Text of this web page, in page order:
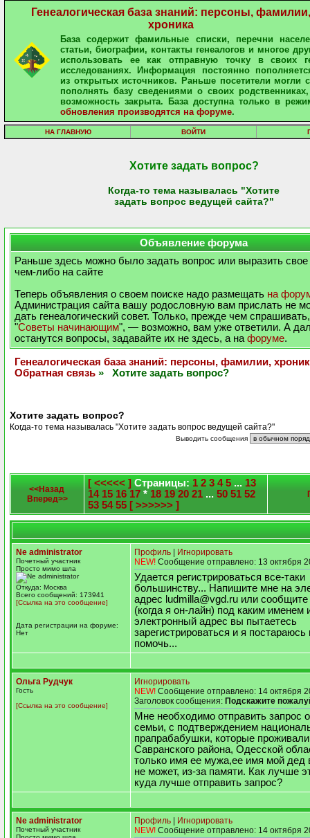
Генеалогическая база знаний: персоны, фамилии,
хроника
База содержит фамильные списки, перечни
статьи, биографии, контакты генеалогов и многое
использовать ее как отправную точку в своих
исследованиях. Информация постоянно
из открытых источников. Раньше посетители могли
пополнять базу сведениями о своих
возможность закрыта. База доступна только в
обновления производятся на форуме.
НА ГЛАВНУЮ ВОЙТИ
Хотите задать вопрос?
Когда-то тема называлась "Хотите
задать вопрос ведущей сайта?"
Объявление форума
Раньше здесь можно было задать вопрос или выразить
чем-либо на сайте
Теперь объявления о своем поиске надо размещать на
Администрация сайта вашу родословную вам прислать не
дать генеалогический совет. Только, прежде чем
"Советы начинающим", — возможно, вам уже ответили. А
останутся вопросы, задавайте их не здесь, а на форуме.
Генеалогическая база знаний: персоны, фамилии,
Обратная связь » Хотите задать вопрос?
Хотите задать вопрос?
Когда-то тема называлась "Хотите задать вопрос ведущей сайта?"
Выводить сообщения
<<Назад
Вперед>>
[ <<<<< ] Страницы: 1 2 3 4 5 ... 13
14 15 16 17 * 18 19 20 21 ... 50 51 52
53 54 55 [ >>>>>> ]
Ne administrator
Почетный участник
Просто мимо шла
Откуда: Москва
Всего сообщений: 173941
[Ссылка на это сообщение]
Дата регистрации на форуме:
Нет
Профиль
Игнорировать
NEW! Сообщение отправлено: 13 октября
Удается регистрироваться все-таки
большинству... Напишите мне на
адрес ludmilla@vgd.ru или
(когда я он-лайн) под каким именем
электронный адрес вы пытаетесь
зарегистрироваться и я постараюсь
помочь...
Ольга Рудчук
Гость
[Ссылка на это сообщение]
Игнорировать
NEW! Сообщение отправлено: 14 октября
Заголовок сообщения: Подскажите
Мне необходимо отправить запрос
семьи, с подтверждением
прапрабабушки, которые
Савранского района, Одесской
только имя ее мужа,ее имя мой дед
не может, из-за памяти. Как лучше
куда лучше отправить запрос?
Ne administrator
Почетный участник
Профиль
Игнорировать
NEW! Сообщение отправлено: 14 октября